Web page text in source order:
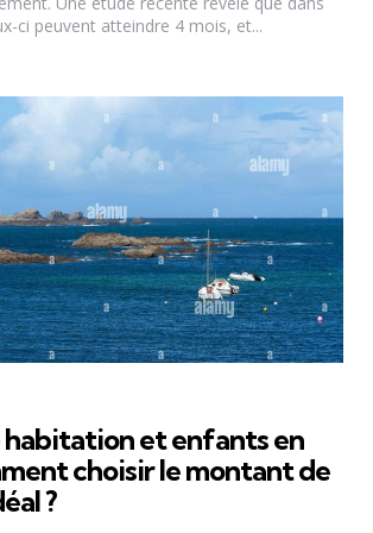
ci peuvent atteindre 4 mois, et...
habitation et enfants en
choisir le montant de
?